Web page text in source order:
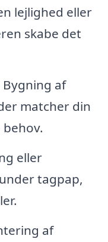
lejlighed eller
skabe det
Bygning af
matcher din
eller
tagpap,
af